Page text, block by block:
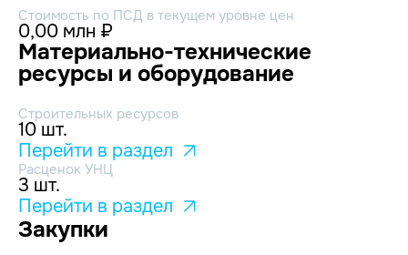
Стоимость по ПСД в текущем уровне цен
0,00 млн ₽
Материально-технические
ресурсы и оборудование
Строительных ресурсов
10 шт.
Перейти в раздел
Расценок УНЦ
3 шт.
Перейти в раздел
Закупки